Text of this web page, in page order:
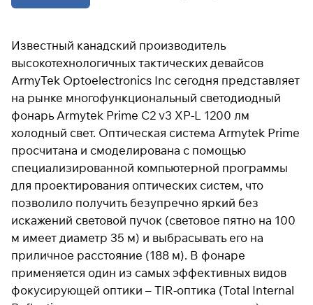
Известный канадский производитель
высокотехнологичных тактических девайсов
ArmyTek Optoelectronics Inc сегодня представляет
на рынке многофункциональный светодиодный
фонарь Armytek Prime C2 v3 XP-L 1200 лм
холодный свет. Оптическая система Armytek Prime
просчитана и смоделирована с помощью
специализированной компьютерной программы
для проектирования оптических систем, что
позволило получить безупречно яркий без
искажений световой пучок (световое пятно на 100
м имеет диаметр 35 м) и выбрасывать его на
приличное расстояние (188 м). В фонаре
применяется один из самых эффективных видов
фокусирующей оптики – TIR-оптика (Total Internal
по25%каждые 2 недели
* При оплате через
ПЛАЙТ
скидки по купонам не
применяются.
Подробнее
об оплате Плайтом
раз в 2
недели
Остались вопросы?
8 800 302-02-51
plait.ru